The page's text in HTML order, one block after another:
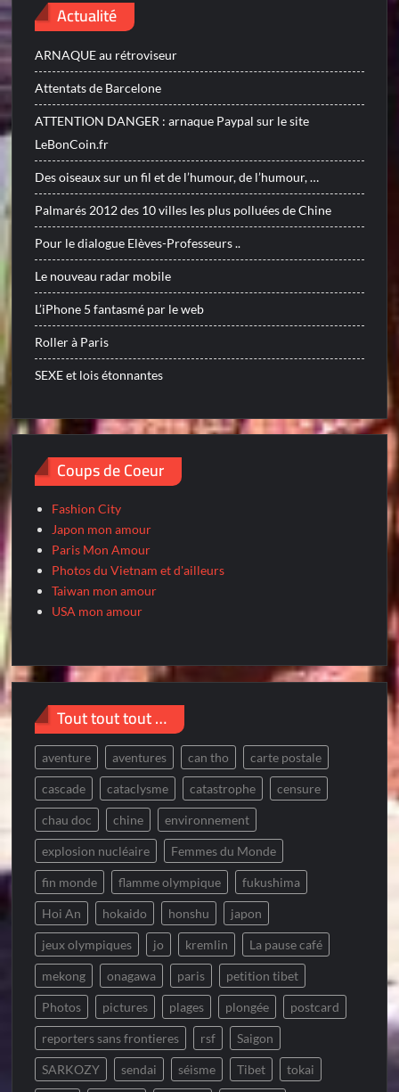
Actualité
ARNAQUE au rétroviseur
Attentats de Barcelone
ATTENTION DANGER : arnaque Paypal sur le site
LeBonCoin.fr
Des oiseaux sur un fil et de l’humour, de l’humour, …
Palmarés 2012 des 10 villes les plus polluées de Chine
Pour le dialogue Elèves-Professeurs ..
Le nouveau radar mobile
L’iPhone 5 fantasmé par le web
Roller à Paris
SEXE et lois étonnantes
Coups de Coeur
Fashion City
Japon mon amour
Paris Mon Amour
Photos du Vietnam et d'ailleurs
Taiwan mon amour
USA mon amour
Tout tout tout …
aventure aventures can tho carte postale
cascade cataclysme catastrophe censure
chau doc chine environnement
explosion nucléaire Femmes du Monde
fin monde flamme olympique fukushima
Hoi An hokaido honshu japon
jeux olympiques jo kremlin La pause café
mekong onagawa paris petition tibet
Photos pictures plages plongée postcard
reporters sans frontieres rsf Saigon
SARKOZY sendai séisme Tibet tokai